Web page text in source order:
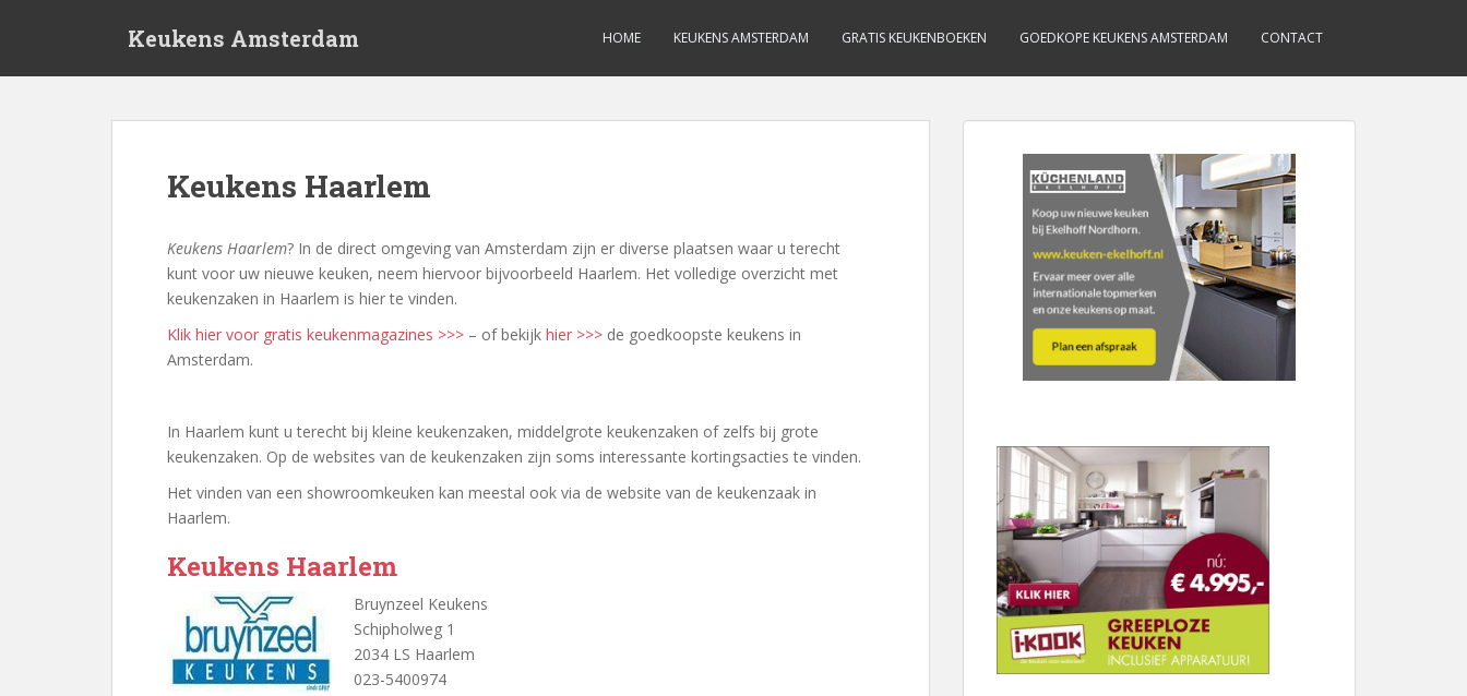
Keukens Amsterdam HOME KEUKENS AMSTERDAM GRATIS KEUKENBOEKEN GOEDKOPE KEUKENS AMSTERDAM CONTACT
Keukens Haarlem
Keukens Haarlem? In de direct omgeving van Amsterdam zijn er diverse plaatsen waar u terecht
kunt voor uw nieuwe keuken, neem hiervoor bijvoorbeeld Haarlem. Het volledige overzicht met
keukenzaken in Haarlem is hier te vinden.
Klik hier voor gratis keukenmagazines >>> – of bekijk hier >>> de goedkoopste keukens in
Amsterdam.
In Haarlem kunt u terecht bij kleine keukenzaken, middelgrote keukenzaken of zelfs bij grote
keukenzaken. Op de websites van de keukenzaken zijn soms interessante kortingsacties te vinden.
Het vinden van een showroomkeuken kan meestal ook via de website van de keukenzaak in
Haarlem.
Keukens Haarlem
Bruynzeel Keukens
Schipholweg 1
2034 LS Haarlem
023-5400974